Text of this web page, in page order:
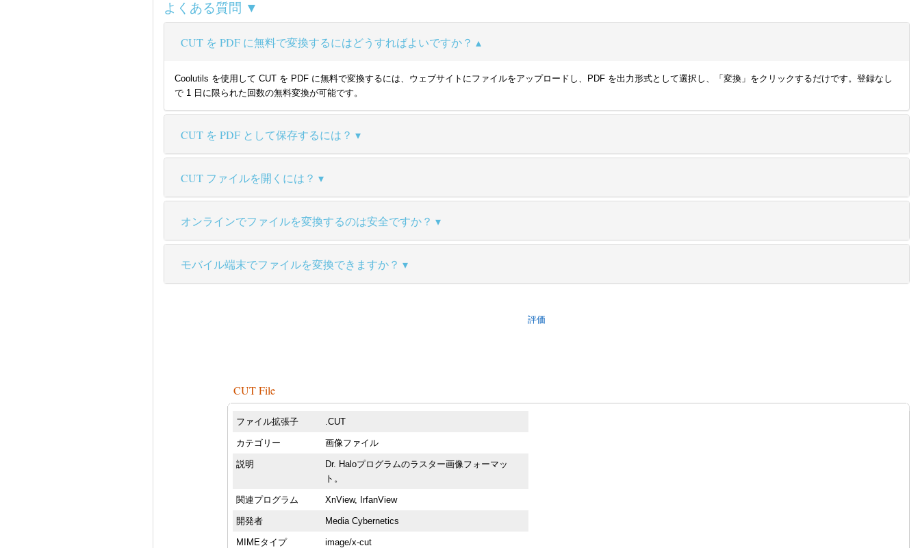
よくある質問 ▼
CUT を PDF に無料で変換するにはどうすればよいですか？
Coolutils を使用して CUT を PDF に無料で変換するには、ウェブサイトにファイルをアップロードし、PDF を出力形式として選択し、「変換」をクリックするだけです。登録なし
で 1 日に限られた回数の無料変換が可能です。
CUT を PDF として保存するには？
CUT ファイルを開くには？
オンラインでファイルを変換するのは安全ですか？
モバイル端末でファイルを変換できますか？
評価
CUT File
ファイル拡張子 .CUT
カテゴリー 画像ファイル
説明
Dr. Haloプログラムのラスター画像フォーマッ
ト。
関連プログラム XnView, IrfanView
開発者 Media Cybernetics
MIMEタイプ image/x-cut